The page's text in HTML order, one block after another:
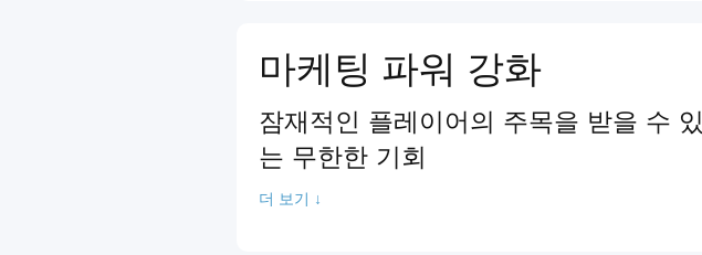
마케팅 파워 강화
잠재적인 플레이어의 주목을 받을 수 있
는 무한한 기회
더 보기 ↓